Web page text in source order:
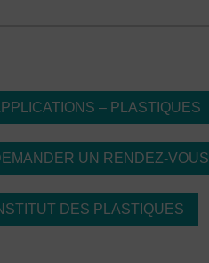
– PLASTIQUES
UN RENDEZ-VOUS
DES PLASTIQUES